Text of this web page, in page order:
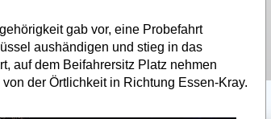
gab vor, eine Probefahrt
aushändigen und stieg in das
auf dem Beifahrersitz Platz nehmen
der Örtlichkeit in Richtung Essen-Kray.